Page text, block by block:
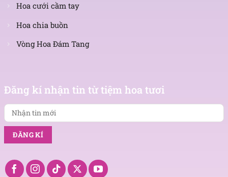
Hoa cưới cầm tay
Hoa chia buồn
Vòng Hoa Đám Tang
Đăng kí nhận tin từ tiệm hoa tươi
tin
mới